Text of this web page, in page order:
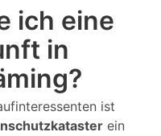
ich eine
in
ist
ein